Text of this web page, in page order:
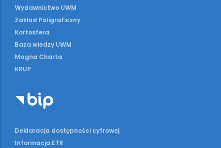
Wydawnictwo UWM
Zakład Poligraficzny
Kortosfera
Baza wiedzy UWM
Magna Charta
KRUP
Deklaracja dostępności cyfrowej
Informacja ETR